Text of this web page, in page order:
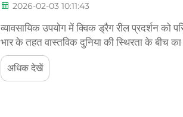
2026-02-03 10:11:43
व्यावसायिक उपयोग में क्विक ड्रैग रील प्रदर्शन को
भार के तहत वास्तविक दुनिया की स्थिरता के बीच
ज़ोर देते हैं, लेकिन वे यह नहीं बताते कि...
अधिक देखें